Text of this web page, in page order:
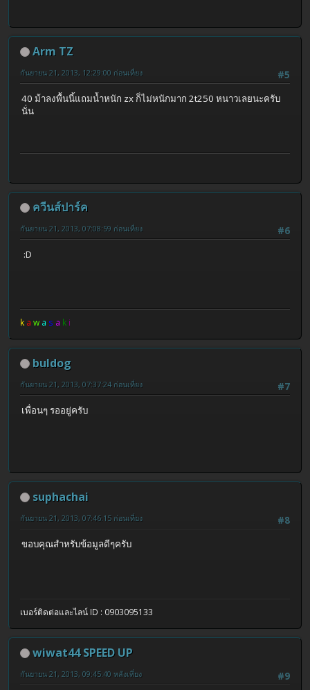
Arm TZ
#5
กันยายน 21, 2013, 12:29:00 ก่อนเที่ยง
40 ม้าลงพื้นนี้แถมน้ำหนัก zx ก็ไม่หนักมาก 2t250 หนาวเลยนะครับ
นั่น
ควีนส์ปาร์ค
#6
กันยายน 21, 2013, 07:08:59 ก่อนเที่ยง
:D
k a w a s a k i
buldog
#7
กันยายน 21, 2013, 07:37:24 ก่อนเที่ยง
เพื่อนๆ รออยู่ครับ
suphachai
#8
กันยายน 21, 2013, 07:46:15 ก่อนเที่ยง
ขอบคุณสำหรับข้อมูลดีๆครับ
เบอร์ติดต่อและไลน์ ID : 0903095133
wiwat44 SPEED UP
#9
กันยายน 21, 2013, 09:45:40 หลังเที่ยง